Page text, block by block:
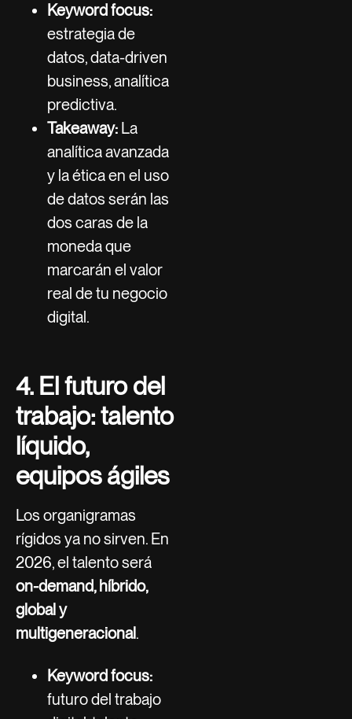
Keyword focus:
estrategia de
datos, data-driven
business, analítica
predictiva.
Takeaway: La
analítica avanzada
y la ética en el uso
de datos serán las
dos caras de la
moneda que
marcarán el valor
real de tu negocio
digital.
4. El futuro del
trabajo: talento
líquido,
equipos ágiles
Los organigramas
rígidos ya no sirven. En
2026, el talento será
on-demand, híbrido,
global y
multigeneracional.
Keyword focus:
futuro del trabajo